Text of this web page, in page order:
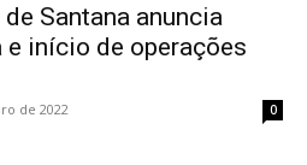
Santana anuncia
início de operações
de 2022 0